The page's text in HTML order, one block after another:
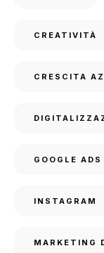
CREATIVITÀ
CRESCITA
GOOGLE ADS
INSTAGRAM
MARKETING